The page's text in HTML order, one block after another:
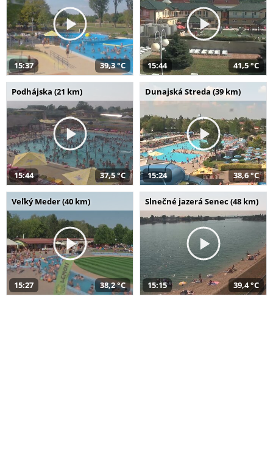
15:37 39,3 °C 15:44 41,5 °C
Podhájska (21 km)
15:44 37,5 °C
Dunajská Streda (39 km)
15:24 38,6 °C
Veľký Meder (40 km)
15:27 38,2 °C
Slnečné jazerá Senec (48 km)
15:15 39,4 °C